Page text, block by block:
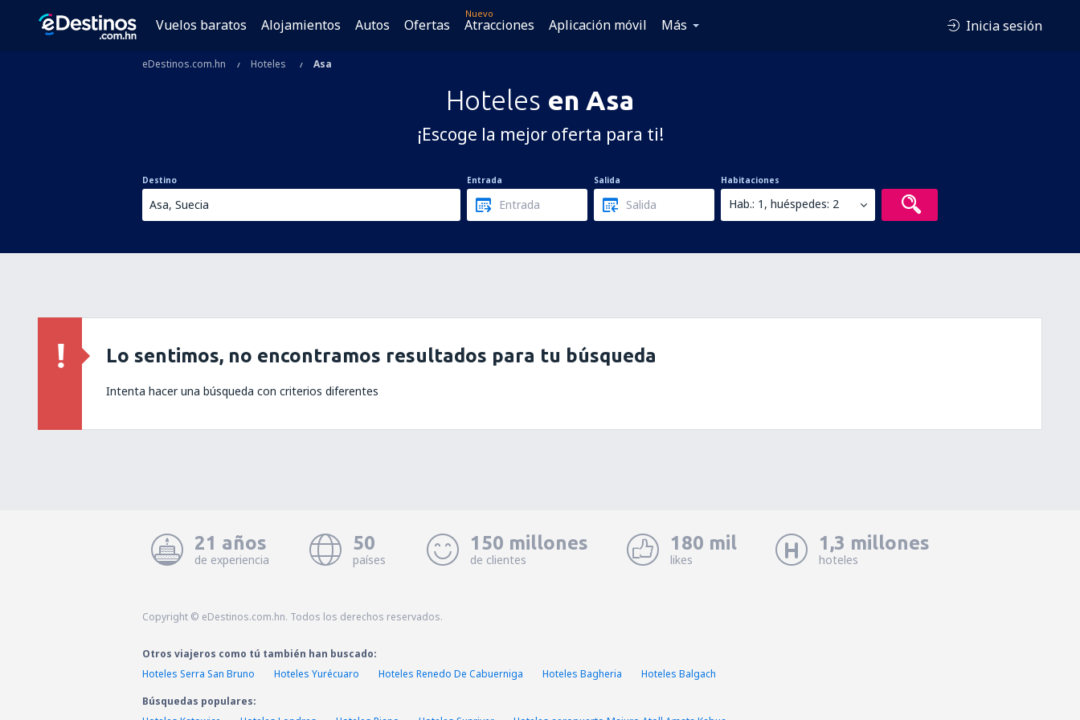
Vuelos baratos Alojamientos Autos Ofertas
Nuevo
Atracciones Aplicación móvil Más Inicia sesión
eDestinos.com.hn Hoteles Asa
Hoteles en Asa
¡Escoge la mejor oferta para ti!
Destino Entrada Salida Habitaciones
Hab.: 1, huéspedes: 2
Lo sentimos, no encontramos resultados para tu búsqueda
Intenta hacer una búsqueda con criterios diferentes
21 años
de experiencia
50
países
150 millones
de clientes
180 mil
likes
1,3 millones
hoteles
Copyright © eDestinos.com.hn. Todos los derechos reservados.
Otros viajeros como tú también han buscado:
Hoteles Serra San Bruno
Hoteles Yurécuaro Hoteles Renedo De Cabuerniga Hoteles Bagheria
Hoteles Balgach
Búsquedas populares: